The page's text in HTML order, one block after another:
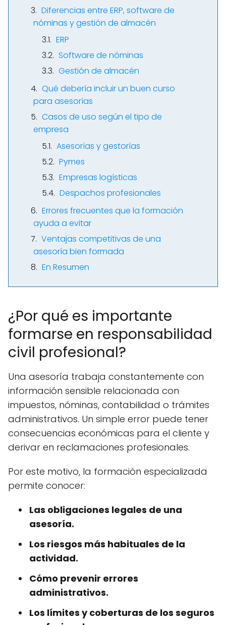
Diferencias entre ERP, software de
nóminas y gestión de almacén
ERP
Software de nóminas
Gestión de almacén
Qué debería incluir un buen curso
para asesorías
Casos de uso según el tipo de
empresa
Asesorías y gestorías
Pymes
Empresas logísticas
Despachos profesionales
Errores frecuentes que la formación
ayuda a evitar
Ventajas competitivas de una
asesoría bien formada
En Resumen
¿Por qué es importante
formarse en responsabilidad
civil profesional?
Una asesoría trabaja constantemente con
información sensible relacionada con
impuestos, nóminas, contabilidad o trámites
administrativos. Un simple error puede tener
consecuencias económicas para el cliente y
derivar en reclamaciones profesionales.
Por este motivo, la formación especializada
permite conocer:
Las obligaciones legales de una
asesoría.
Los riesgos más habituales de la
actividad.
Cómo prevenir errores
administrativos.
Los límites y coberturas de los seguros